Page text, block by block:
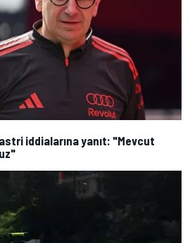
iddialarına yanıt: "Mevcut